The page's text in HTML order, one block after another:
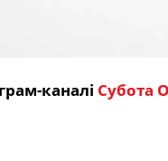
каналі Субота